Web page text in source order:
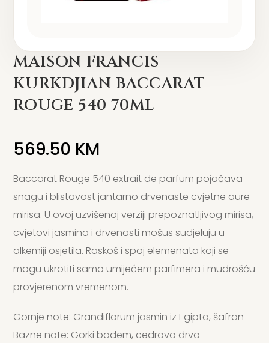
MAISON FRANCIS
KURKDJIAN BACCARAT
ROUGE 540 70ML
569.50 KM
Baccarat Rouge 540 extrait de parfum pojačava
snagu i blistavost jantarno drvenaste cvjetne aure
mirisa. U ovoj uzvišenoj verziji prepoznatljivog mirisa,
cvjetovi jasmina i drvenasti mošus sudjeluju u
alkemiji osjetila. Raskoš i spoj elemenata koji se
mogu ukrotiti samo umijećem parfimera i mudrošću
provjerenom vremenom.
Gornje note: Grandiflorum jasmin iz Egipta, šafran
Bazne note: Gorki badem, cedrovo drvo